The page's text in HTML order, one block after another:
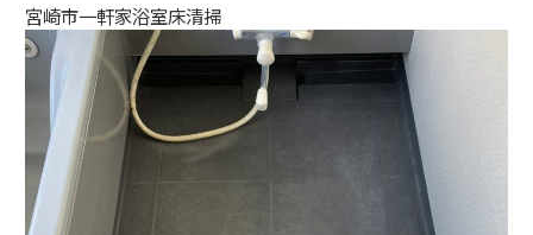
宮崎市一軒家浴室床清掃